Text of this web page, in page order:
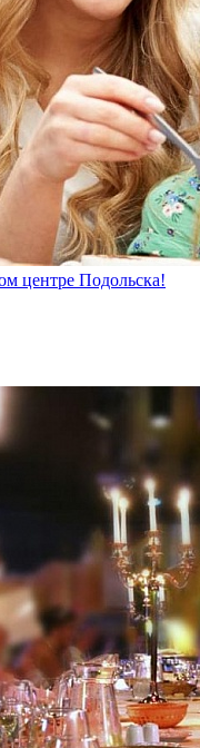
центре Подольска!